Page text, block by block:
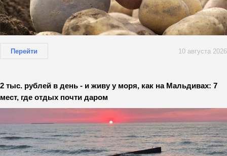
Перейти 10 августа 2026
2 тыс. рублей в день - и живу у моря, как на Мальдивах: 7
мест, где отдых почти даром